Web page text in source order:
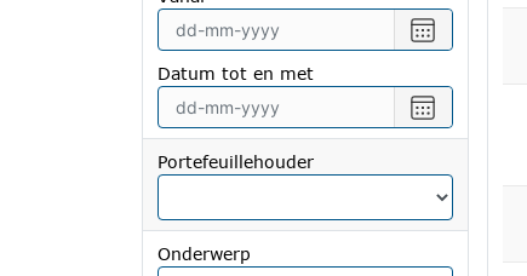
Selecteer
een
vanaf
Datum tot en met
Selecteer
een
tot
en
met
Portefeuillehouder
Onderwerp